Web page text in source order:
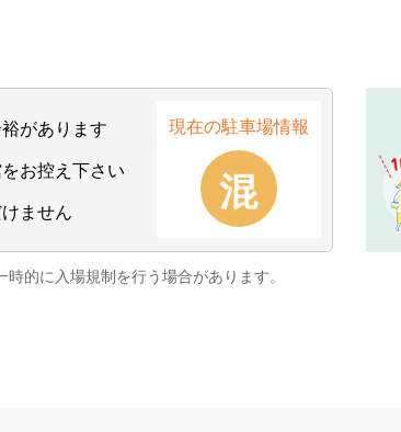
があります
お控え下さい
ません
現在の駐車場情報
時的に入場規制を行う場合があります。